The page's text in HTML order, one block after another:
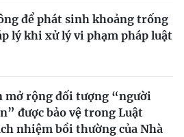
để phát sinh khoảng trống
lý khi xử lý vi phạm pháp luật
mở rộng đối tượng “người
được bảo vệ trong Luật
nhiệm bồi thường của Nhà